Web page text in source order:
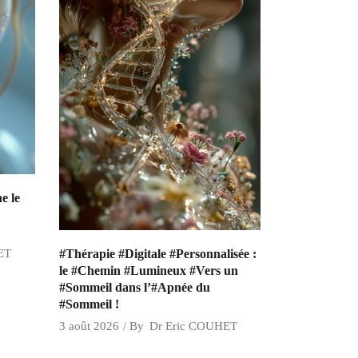
le
#Thérapie #Digitale #Personnalisée :
le #Chemin #Lumineux #Vers un
#Sommeil dans l’#Apnée du
#Sommeil !
3 août 2026 By Dr Eric COUHET